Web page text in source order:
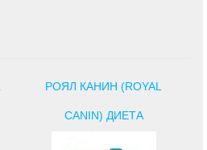
РОЯЛ КАНИН (ROYAL
CANIN) ДИЕТА